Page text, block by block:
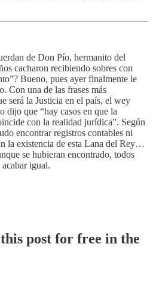
de Don Pío, hermanito del
cacharon recibiendo sobres con
Bueno, pues ayer finalmente le
Con una de las frases más
será la Justicia en el país, el wey
dijo que “hay casos en que la
con la realidad jurídica”. Según
encontrar registros contables ni
la existencia de esta Lana del Rey…
se hubieran encontrado, todos
acabar igual.
post for free in the